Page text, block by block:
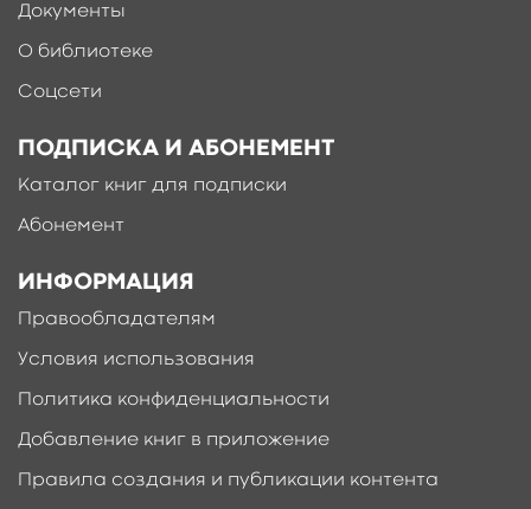
Документы
О библиотеке
Соцсети
ПОДПИСКА И АБОНЕМЕНТ
Каталог книг для подписки
Абонемент
ИНФОРМАЦИЯ
Правообладателям
Условия использования
Политика конфиденциальности
Добавление книг в приложение
Правила создания и публикации контента